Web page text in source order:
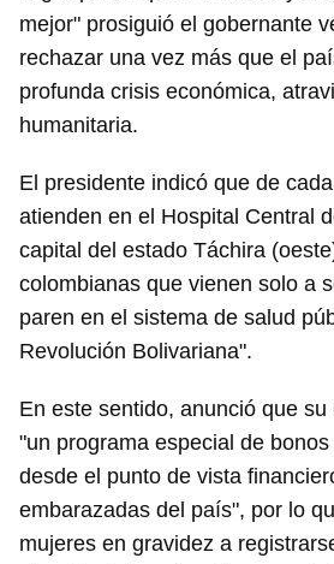
mejor" prosiguió el gobernante
rechazar una vez más que el
profunda crisis económica,
humanitaria.
El presidente indicó que de
atienden en el Hospital Central
capital del estado Táchira
colombianas que vienen solo a
paren en el sistema de salud
Revolución Bolivariana".
En este sentido, anunció que
"un programa especial de
desde el punto de vista
embarazadas del país", por lo
mujeres en gravidez a